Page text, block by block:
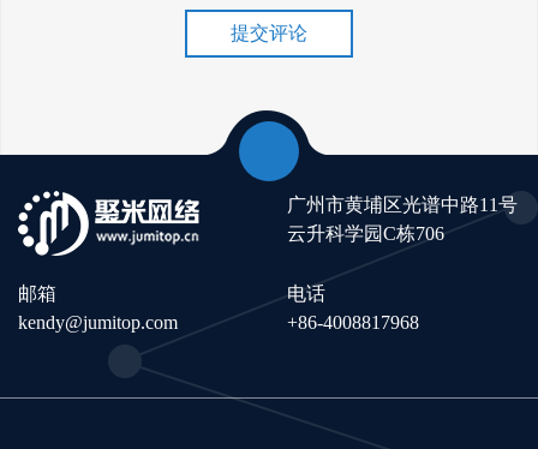
巧介绍！
提交评论
广州市黄埔区光谱中路11号
云升科学园C栋706
邮箱
kendy@jumitop.com
电话
+86-4008817968